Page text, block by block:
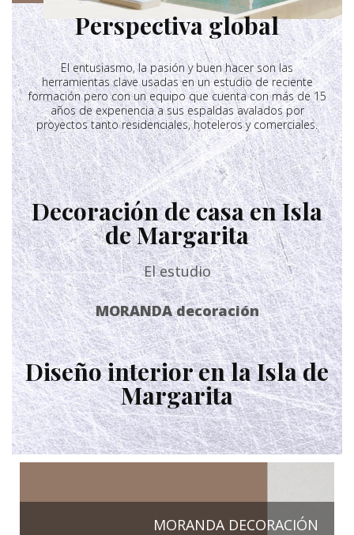
Perspectiva global
El entusiasmo, la pasión y buen hacer son las
herramientas clave usadas en un estudio de reciente
formación pero con un equipo que cuenta con más de 15
años de experiencia a sus espaldas avalados por
proyectos tanto residenciales, hoteleros y comerciales.
Decoración de casa en Isla
de Margarita
El estudio
MORANDA decoración
Diseño interior en la Isla de
Margarita
MORANDA DECORACIÓN